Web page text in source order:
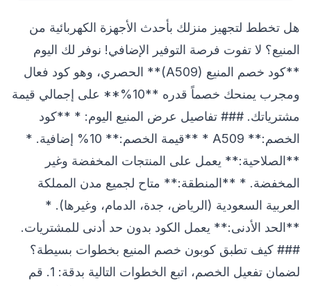
هل تخطط لتجهيز منزلك بأحدث الأجهزة الكهربائية من
المنيع؟ لا تفوت فرصة التوفير الإضافي! نوفر لك اليوم
**كود خصم المنيع (A509)** الحصري، وهو كود فعال
ومجرب يمنحك خصماً قدره **10%** على إجمالي قيمة
مشترياتك. ### تفاصيل عرض المنيع اليوم: * **كود
الخصم:** A509 * **قيمة الخصم:** 10% إضافية. *
**الصلاحية:** يعمل على المنتجات المخفضة وغير
المخفضة. * **المنطقة:** متاح لجميع مدن المملكة
العربية السعودية (الرياض، جدة، الدمام، وغيرها). *
**الحد الأدنى:** يعمل الكود بدون حد أدنى للمشتريات.
### كيف تطبق كوبون خصم المنيع بخطوات بسيطة؟
لضمان تفعيل الخصم، اتبع الخطوات التالية بدقة: 1. قم